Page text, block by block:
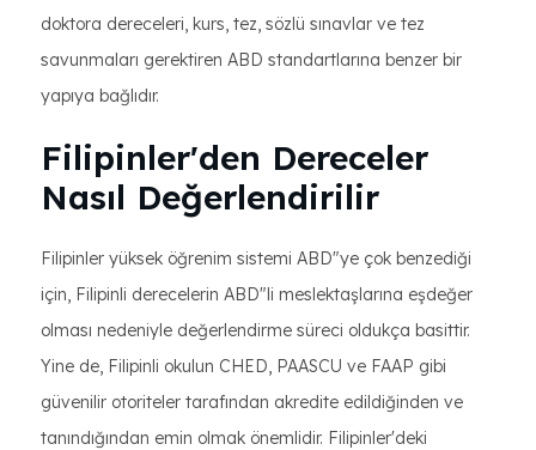
doktora dereceleri, kurs, tez, sözlü sınavlar ve tez
savunmaları gerektiren ABD standartlarına benzer bir
yapıya bağlıdır.
Filipinler'den Dereceler
Nasıl Değerlendirilir
Filipinler yüksek öğrenim sistemi ABD"ye çok benzediği
için, Filipinli derecelerin ABD"li meslektaşlarına eşdeğer
olması nedeniyle değerlendirme süreci oldukça basittir.
Yine de, Filipinli okulun CHED, PAASCU ve FAAP gibi
güvenilir otoriteler tarafından akredite edildiğinden ve
tanındığından emin olmak önemlidir. Filipinler'deki